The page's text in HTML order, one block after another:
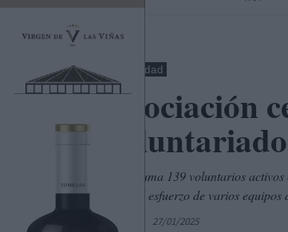
Cuenca Sociedad
La Asociación
de
La Asociación suma 139 voluntarios
y se reconoció el esfuerzo de varios equipos
C. Manchegos 27/01/2025